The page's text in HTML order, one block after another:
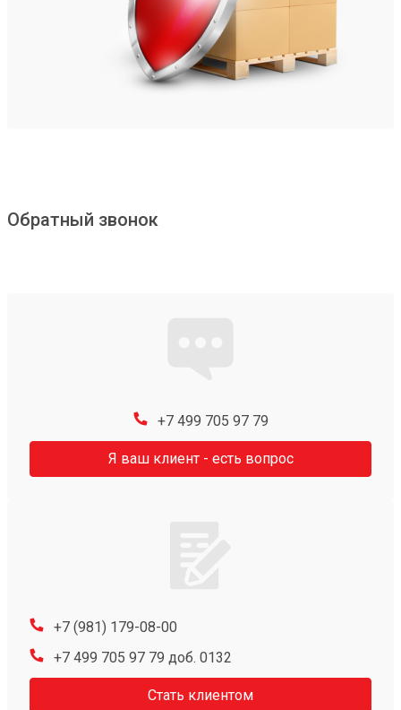
Обратный звонок
+7 499 705 97 79
Я ваш клиент - есть вопрос
+7 (981) 179-08-00
+7 499 705 97 79 доб. 0132
Стать клиентом